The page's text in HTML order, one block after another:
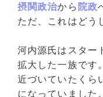
摂関政治から 院政
ただ、これはどう
河内源氏はスター
拡大した一族です
近づいていたくら
になっていました。